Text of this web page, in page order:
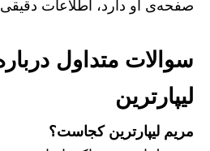
صفحه‌ی او دارد، اطلاعات
سوالات متداول
لیپارترین
مریم لیپارترین کجاست؟